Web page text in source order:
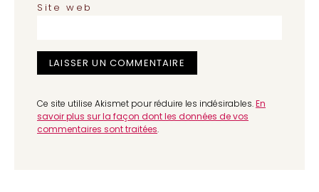
Site web
Ce site utilise Akismet pour réduire les indésirables.En
savoir plus sur la façon dont les données de vos
commentaires sont traitées.